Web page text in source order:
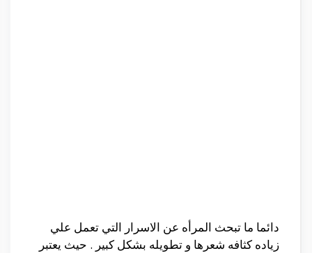
دائما ما تبحث المرأه عن الاسرار التي تعمل علي
زياده كثافه شعرها و تطويله بشكل كبير . حيث يعتبر